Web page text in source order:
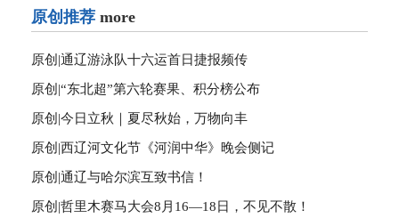
原创推荐 more
原创|通辽游泳队十六运首日捷报频传
原创|“东北超”第六轮赛果、积分榜公布
原创|今日立秋｜夏尽秋始，万物向丰
原创|西辽河文化节《河润中华》晚会侧记
原创|通辽与哈尔滨互致书信！
原创|哲里木赛马大会8月16—18日，不见不散！